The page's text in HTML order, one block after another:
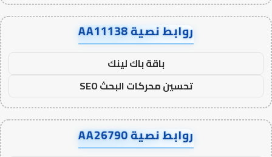
روابط نصية AA11138
باقة باك لينك
تحسين محركات البحث SEO
روابط نصية AA26790